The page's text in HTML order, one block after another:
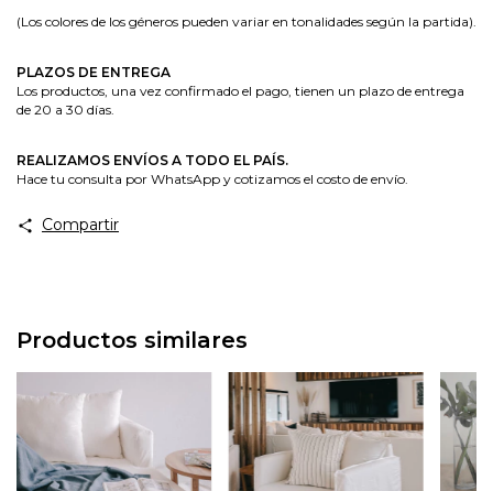
(Los colores de los géneros pueden variar en tonalidades según la partida).
PLAZOS DE ENTREGA
Los productos, una vez confirmado el pago, tienen un plazo de entrega
de 20 a 30 días.
REALIZAMOS ENVÍOS A TODO EL PAÍS.
​Hace tu consulta por WhatsApp y cotizamos el costo de envío.
Compartir
Productos similares